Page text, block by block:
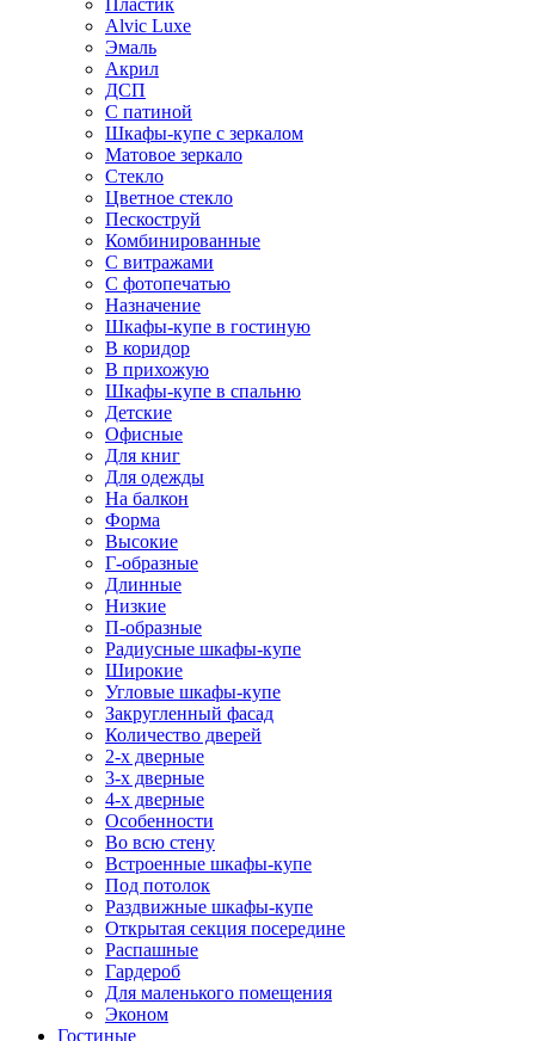
Пластик
Alvic Luxe
Эмаль
Акрил
ДСП
С патиной
Шкафы-купе с зеркалом
Матовое зеркало
Стекло
Цветное стекло
Пескоструй
Комбинированные
С витражами
С фотопечатью
Назначение
Шкафы-купе в гостиную
В коридор
В прихожую
Шкафы-купе в спальню
Детские
Офисные
Для книг
Для одежды
На балкон
Форма
Высокие
Г-образные
Длинные
Низкие
П-образные
Радиусные шкафы-купе
Широкие
Угловые шкафы-купе
Закругленный фасад
Количество дверей
2-х дверные
3-х дверные
4-х дверные
Особенности
Во всю стену
Встроенные шкафы-купе
Под потолок
Раздвижные шкафы-купе
Открытая секция посередине
Распашные
Гардероб
Для маленького помещения
Эконом
Гостиные